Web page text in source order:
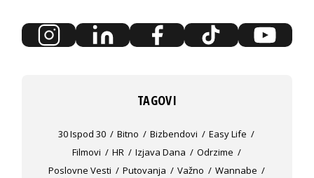
TAGOVI
30 Ispod 30 Bitno Bizbendovi
Easy Life
Filmovi
HR Izjava Dana
Odrzime
Poslovne Vesti
Putovanja Važno
Wannabe